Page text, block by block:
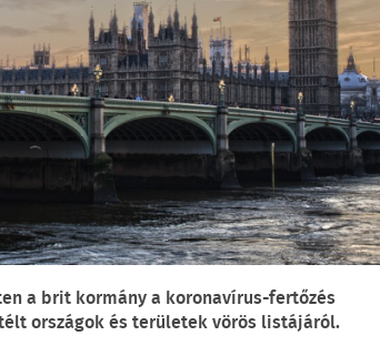
a brit kormány a koronavírus-fertőzés
országok és területek vörös listájáról.